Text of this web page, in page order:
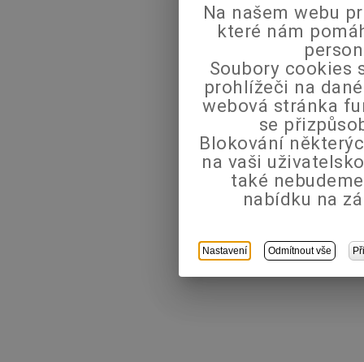
Na našem webu
které nám
Soubory cookies
prohlížeči na
webová stránka
se
Blokování
na vaši
také
nabídku na
Nastavení Odmítnout vše